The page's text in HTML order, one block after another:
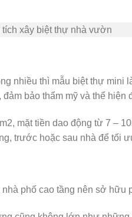
tích xây biệt thự nhà vườn
nhiều thì mẫu biệt thự mini
bảo thẩm mỹ và thể hiện
mặt tiền dao động từ 7 –
trước hoặc sau nhà để tối
phố cao tầng nên sở hữu